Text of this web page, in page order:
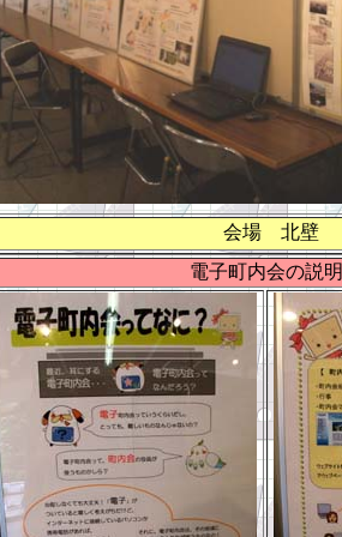
会場 北壁
電子町内会の説明